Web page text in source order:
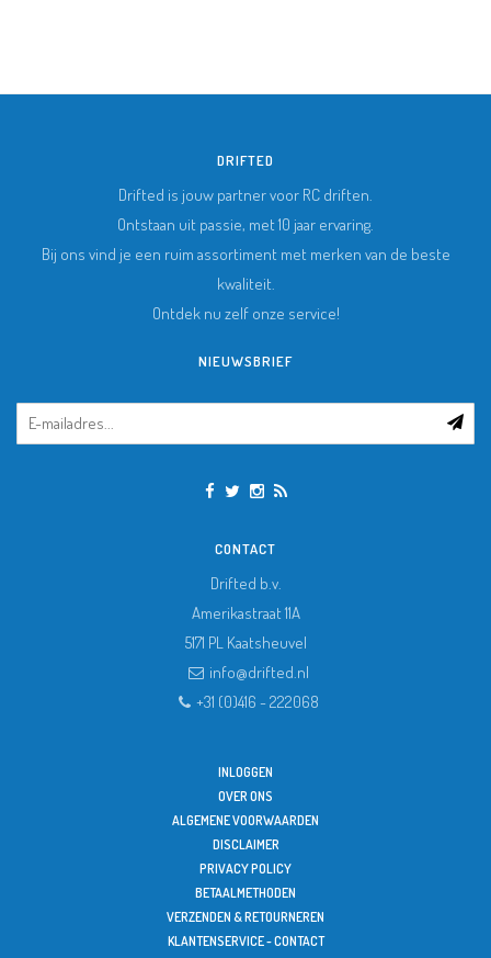
DRIFTED
Drifted is jouw partner voor RC driften.
Ontstaan uit passie, met 10 jaar ervaring.
Bij ons vind je een ruim assortiment met merken van de beste
kwaliteit.
Ontdek nu zelf onze service!
NIEUWSBRIEF
CONTACT
Drifted b.v.
Amerikastraat 11A
5171 PL Kaatsheuvel
info@drifted.nl
+31 (0)416 - 222068
INLOGGEN
OVER ONS
ALGEMENE VOORWAARDEN
DISCLAIMER
PRIVACY POLICY
BETAALMETHODEN
VERZENDEN & RETOURNEREN
KLANTENSERVICE - CONTACT